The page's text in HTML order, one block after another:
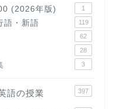
(2026年版) 1
語・新語 119
62
28
3
語の授業 397